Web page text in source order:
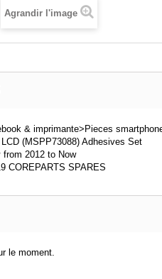
Agrandir l'image
& imprimante>Pieces
(MSPP73088) Adhesives Set
2012 to Now
COREPARTS SPARES
le moment.